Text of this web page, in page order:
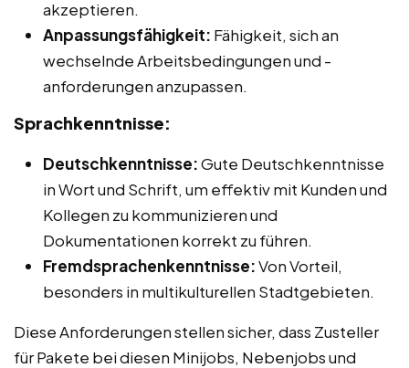
akzeptieren.
Anpassungsfähigkeit: Fähigkeit, sich an
wechselnde Arbeitsbedingungen und -
anforderungen anzupassen.
Sprachkenntnisse:
Deutschkenntnisse:Gute Deutschkenntnisse
in Wort und Schrift, um effektiv mit Kunden und
Kollegen zu kommunizieren und
Dokumentationen korrekt zu führen.
Fremdsprachenkenntnisse:Von Vorteil,
besonders in multikulturellen Stadtgebieten.
Diese Anforderungen stellen sicher, dass Zusteller
für Pakete bei diesen Minijobs, Nebenjobs und